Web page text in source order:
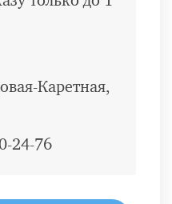
Каретная,
24-76